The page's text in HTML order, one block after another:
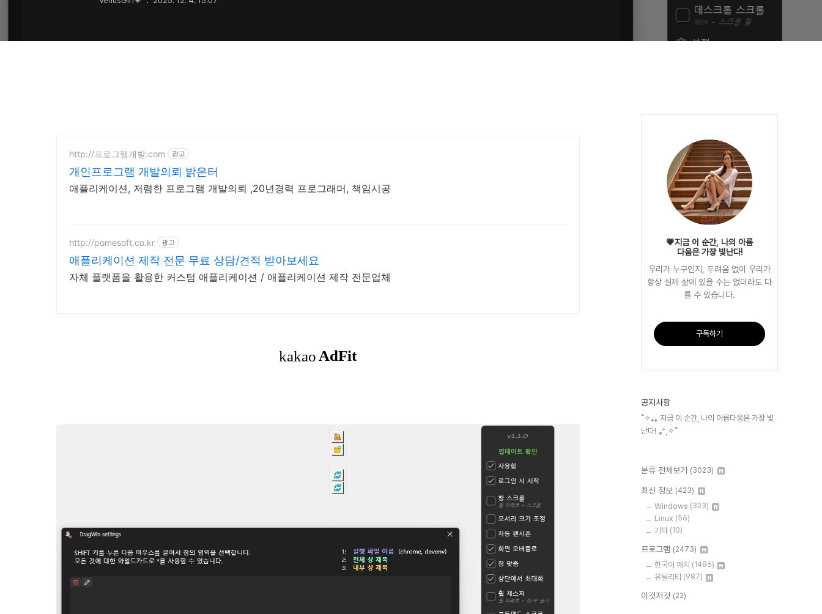
http://프로그램개발.com 광고
개인프로그램 개발의뢰 밝은터
애플리케이션, 저렴한 프로그램 개발의뢰 ,20년경력 프로그래머, 책임시공
http://pomesoft.co.kr 광고
애플리케이션 제작 전문 무료 상담/견적 받아보세요
자체 플랫폼을 활용한 커스텀 애플리케이션 / 애플리케이션 제작 전문업체
💗지금 이 순간, 나의 아름
다움은 가장 빛난다!
우리가 누구인지, 두려움 없이 우리가
항상 실제 삶에 있을 수는 없더라도 다
를 수 있습니다.
구독하기
공지사항
˚✧₊⁎ 지금 이 순간, 나의 아름다움은 가장 빛
난다! ⁎⁺˳✧˚
분류 전체보기 (3023)
최신 정보 (423)
Windows (323)
Linux (56)
기타 (10)
프로그램 (2473)
한국어 패치 (1486)
유틸리티 (987)
이것저것 (22)